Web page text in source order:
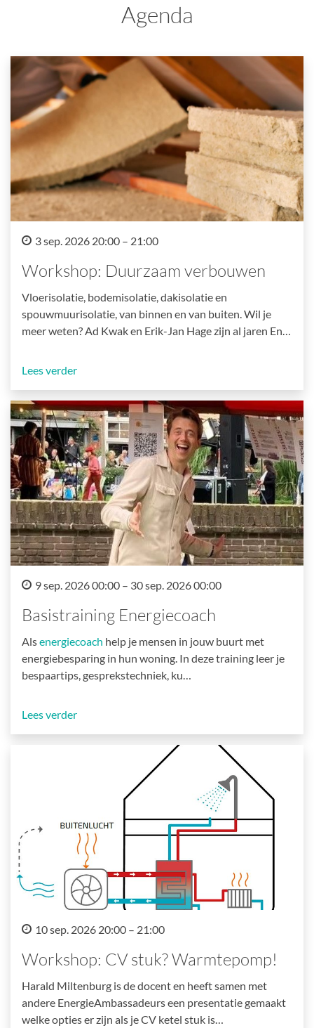
Agenda
3 sep. 2026 20:00 – 21:00
Workshop: Duurzaam verbouwen
Vloerisolatie, bodemisolatie, dakisolatie en
spouwmuurisolatie, van binnen en van buiten. Wil je
meer weten? Ad Kwak en Erik-Jan Hage zijn al jaren En…
Lees verder
9 sep. 2026 00:00 – 30 sep. 2026 00:00
Basistraining Energiecoach
Alsenergiecoach help je mensen in jouw buurt met
energiebesparing in hun woning. In deze training leer je
bespaartips, gesprekstechniek, ku…
Lees verder
10 sep. 2026 20:00 – 21:00
Workshop: CV stuk? Warmtepomp!
Harald Miltenburg is de docent en heeft samen met
andere EnergieAmbassadeurs een presentatie gemaakt
welke opties er zijn als je CV ketel stuk is…